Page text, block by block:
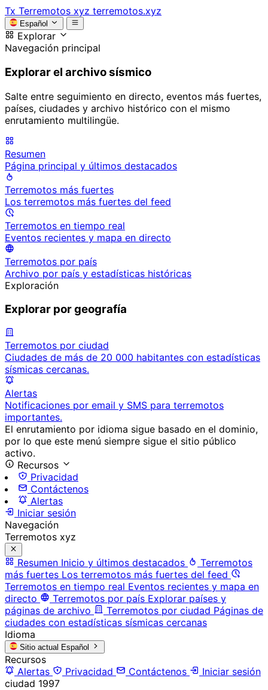
Tx Terremotos xyz terremotos.xyz
Español
Explorar
Navegación principal
Explorar el archivo sísmico
Salte entre seguimiento en directo, eventos más fuertes,
países, ciudades y archivo histórico con el mismo
enrutamiento multilingüe.
Resumen
Página principal y últimos destacados
Terremotos más fuertes
Los terremotos más fuertes del feed
Terremotos en tiempo real
Eventos recientes y mapa en directo
Terremotos por país
Archivo por país y estadísticas históricas
Exploración
Explorar por geografía
Terremotos por ciudad
Ciudades de más de 20 000 habitantes con estadísticas
sísmicas cercanas.
Alertas
Notificaciones por email y SMS para terremotos
importantes.
El enrutamiento por idioma sigue basado en el dominio,
por lo que este menú siempre sigue el sitio público
activo.
Recursos
Privacidad
Contáctenos
Alertas
Iniciar sesión
Navegación
Terremotos xyz
Resumen Inicio y últimos destacados
Terremotos
más fuertes Los terremotos más fuertes del feed
Terremotos en tiempo real Eventos recientes y mapa en
directo
Terremotos por país Explorar países y
páginas de archivo
Terremotos por ciudad Páginas de
ciudades con estadísticas sísmicas cercanas
Idioma
Sitio actual Español
Recursos
Alertas
Privacidad Contáctenos
Iniciar sesión
ciudad 1997